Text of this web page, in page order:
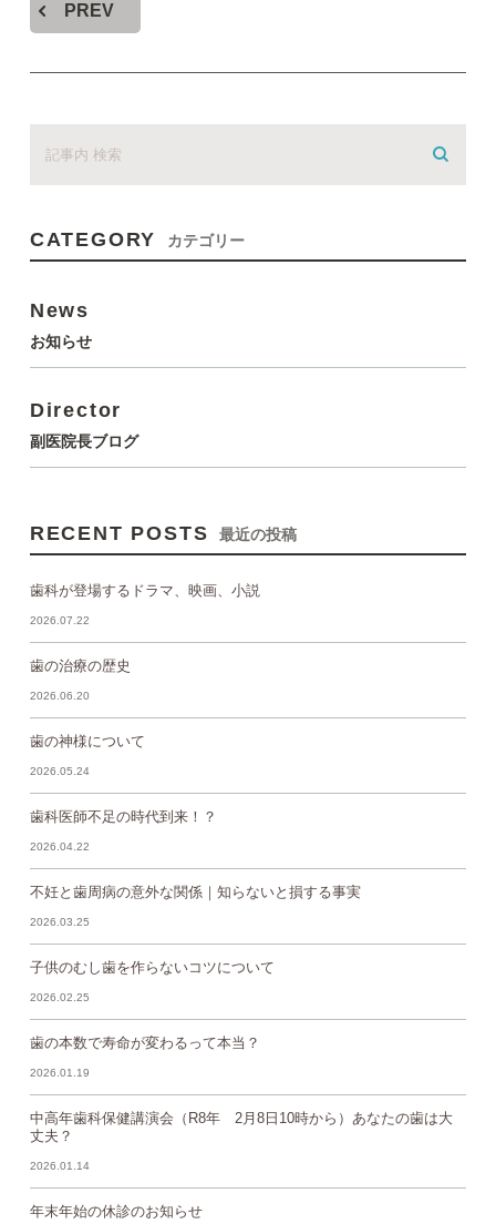
PREV
CATEGORY カテゴリー
News
お知らせ
Director
副医院長ブログ
RECENT POSTS 最近の投稿
歯科が登場するドラマ、映画、小説
2026.07.22
歯の治療の歴史
2026.06.20
歯の神様について
2026.05.24
歯科医師不足の時代到来！？
2026.04.22
不妊と歯周病の意外な関係｜知らないと損する事実
2026.03.25
子供のむし歯を作らないコツについて
2026.02.25
歯の本数で寿命が変わるって本当？
2026.01.19
中高年歯科保健講演会（R8年 2月8日10時から）あなたの歯は大
丈夫？
2026.01.14
年末年始の休診のお知らせ